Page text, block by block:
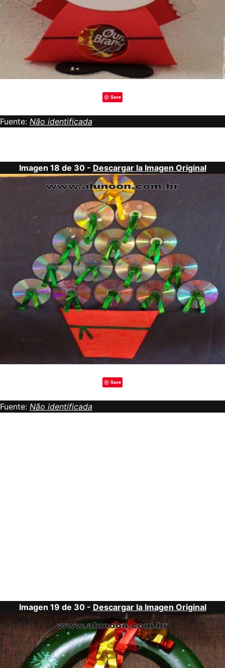
Save
Fuente: Não identificada
Imagen 18 de 30 - Descargar la Imagen Original
Save
Fuente: Não identificada
Imagen 19 de 30 - Descargar la Imagen Original